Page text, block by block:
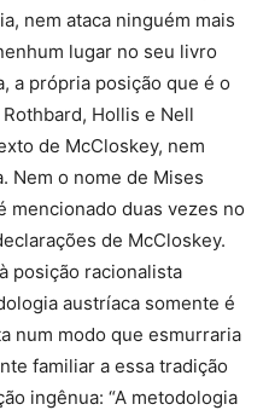
nem ataca ninguém mais
lugar no seu livro
a própria posição que é o
Hollis e Nell
de McCloskey, nem
Nem o nome de Mises
mencionado duas vezes no
de McCloskey.
posição racionalista
austríaca somente é
num modo que esmurraria
familiar a essa tradição
ingênua: “A metodologia